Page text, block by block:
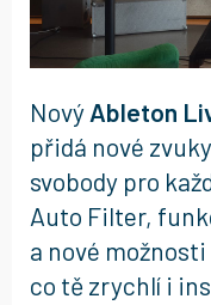
Nový Ableton
přidá nové
svobody pro
Auto Filter,
a nové
co tě zrychlí i